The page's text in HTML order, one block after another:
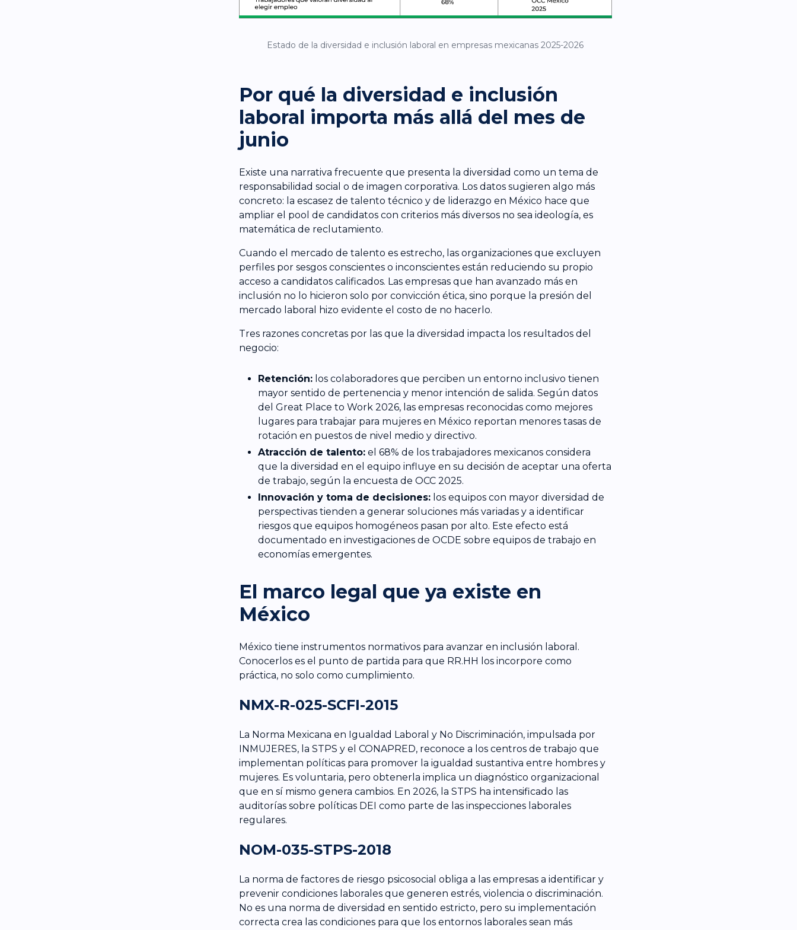
Estado de la diversidad e inclusión laboral en empresas mexicanas 2025-2026
Por qué la diversidad e inclusión
laboral importa más allá del mes de
junio
Existe una narrativa frecuente que presenta la diversidad como un tema de
responsabilidad social o de imagen corporativa. Los datos sugieren algo más
concreto: la escasez de talento técnico y de liderazgo en México hace que
ampliar el pool de candidatos con criterios más diversos no sea ideología, es
matemática de reclutamiento.
Cuando el mercado de talento es estrecho, las organizaciones que excluyen
perfiles por sesgos conscientes o inconscientes están reduciendo su propio
acceso a candidatos calificados. Las empresas que han avanzado más en
inclusión no lo hicieron solo por convicción ética, sino porque la presión del
mercado laboral hizo evidente el costo de no hacerlo.
Tres razones concretas por las que la diversidad impacta los resultados del
negocio:
Retención:los colaboradores que perciben un entorno inclusivo tienen
mayor sentido de pertenencia y menor intención de salida. Según datos
del Great Place to Work 2026, las empresas reconocidas como mejores
lugares para trabajar para mujeres en México reportan menores tasas de
rotación en puestos de nivel medio y directivo.
Atracción de talento:el 68% de los trabajadores mexicanos considera
que la diversidad en el equipo influye en su decisión de aceptar una oferta
de trabajo, según la encuesta de OCC 2025.
Innovación y toma de decisiones:los equipos con mayor diversidad de
perspectivas tienden a generar soluciones más variadas y a identificar
riesgos que equipos homogéneos pasan por alto. Este efecto está
documentado en investigaciones de OCDE sobre equipos de trabajo en
economías emergentes.
El marco legal que ya existe en
México
México tiene instrumentos normativos para avanzar en inclusión laboral.
Conocerlos es el punto de partida para que RR.HH los incorpore como
práctica, no solo como cumplimiento.
NMX-R-025-SCFI-2015
La Norma Mexicana en Igualdad Laboral y No Discriminación, impulsada por
INMUJERES, la STPS y el CONAPRED, reconoce a los centros de trabajo que
implementan políticas para promover la igualdad sustantiva entre hombres y
mujeres. Es voluntaria, pero obtenerla implica un diagnóstico organizacional
que en sí mismo genera cambios. En 2026, la STPS ha intensificado las
auditorías sobre políticas DEI como parte de las inspecciones laborales
regulares.
NOM-035-STPS-2018
La norma de factores de riesgo psicosocial obliga a las empresas a identificar y
prevenir condiciones laborales que generen estrés, violencia o discriminación.
No es una norma de diversidad en sentido estricto, pero su implementación
correcta crea las condiciones para que los entornos laborales sean más